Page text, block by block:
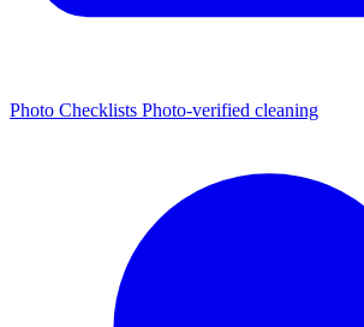
Photo Checklists Photo-verified cleaning